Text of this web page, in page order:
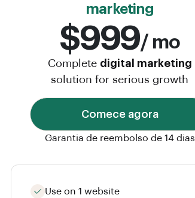
marketing
$999/ mo
Complete digital marketing
solution for serious growth
Comece agora
Garantia de reembolso de 14 dias
Use on 1 website